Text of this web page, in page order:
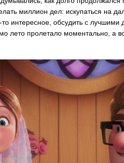
миллион дел: искупаться на
интересное, обсудить с лучшими
лето пролетало моментально, а